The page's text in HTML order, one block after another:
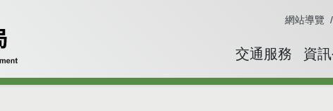
網站導覽
交通服務 資